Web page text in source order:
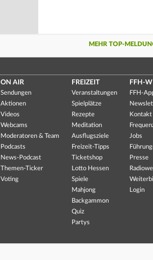
MEHR TOP-
ON AIR
Sendungen
Aktionen
Videos
Webcams
Moderatoren & Team
Podcasts
News-Podcast
Themen-Ticker
Voting
FREIZEIT
Veranstaltungen
Spielplätze
Rezepte
Meditation
Ausflugsziele
Freizeit-Tipps
Ticketshop
Lotto Hessen
Spiele
Mahjong
Backgammon
Quiz
Partys
FFH-
FFH-
Kontakt
Jobs
Presse
Login